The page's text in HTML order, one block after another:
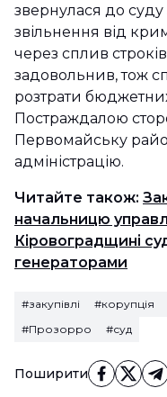
Поширити
звернулася до
звільнення від
через сплив
задовольнив, тож
розтрати
Постраждалою
Первомайську
адміністрацію.
Читайте також:
начальницю
Кіровоградщині
генераторами
#закупівлі #корупція
#Прозорро
#суд